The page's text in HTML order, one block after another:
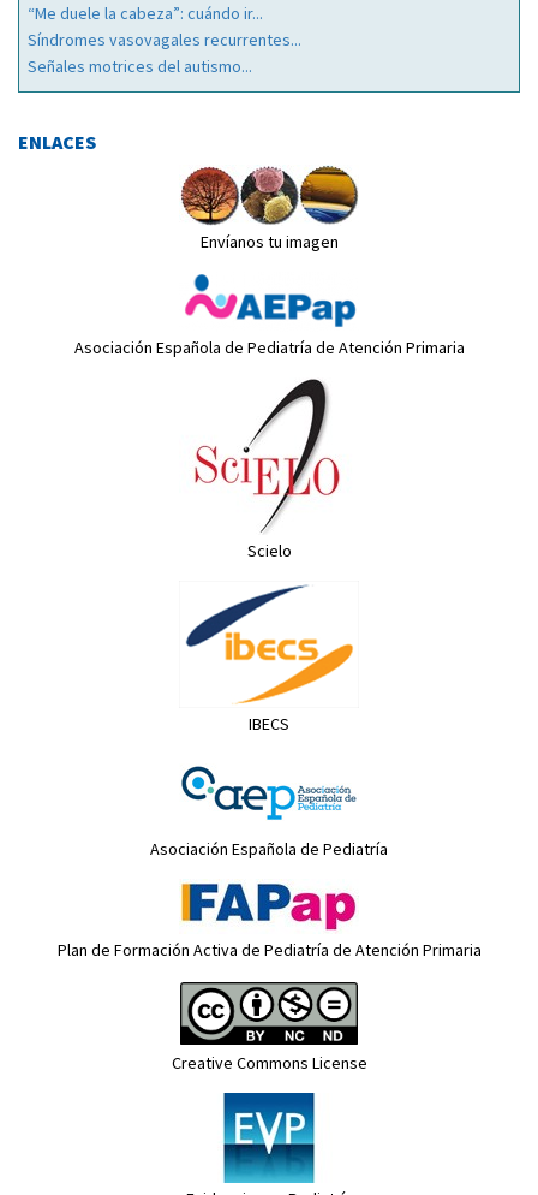
“Me duele la cabeza”: cuándo ir...
Síndromes vasovagales recurrentes...
Señales motrices del autismo...
ENLACES
Envíanos tu imagen
Asociación Española de Pediatría de Atención Primaria
Scielo
IBECS
Asociación Española de Pediatría
Plan de Formación Activa de Pediatría de Atención Primaria
Creative Commons License